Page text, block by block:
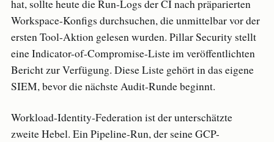
hat, sollte heute die Run-Logs der CI nach präparierten
Workspace-Konfigs durchsuchen, die unmittelbar vor der
ersten Tool-Aktion gelesen wurden. Pillar Security stellt
eine Indicator-of-Compromise-Liste im veröffentlichten
Bericht zur Verfügung. Diese Liste gehört in das eigene
SIEM, bevor die nächste Audit-Runde beginnt.
Workload-Identity-Federation ist der unterschätzte
zweite Hebel. Ein Pipeline-Run, der seine GCP-